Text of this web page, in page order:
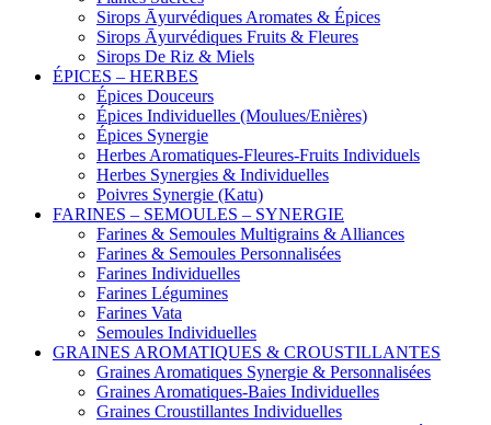
Sirops Āyurvédiques Aromates & Épices
Sirops Āyurvédiques Fruits & Fleures
Sirops De Riz & Miels
ÉPICES – HERBES
Épices Douceurs
Épices Individuelles (Moulues/Enières)
Épices Synergie
Herbes Aromatiques-Fleures-Fruits Individuels
Herbes Synergies & Individuelles
Poivres Synergie (Katu)
FARINES – SEMOULES – SYNERGIE
Farines & Semoules Multigrains & Alliances
Farines & Semoules Personnalisées
Farines Individuelles
Farines Légumines
Farines Vata
Semoules Individuelles
GRAINES AROMATIQUES & CROUSTILLANTES
Graines Aromatiques Synergie & Personnalisées
Graines Aromatiques-Baies Individuelles
Graines Croustillantes Individuelles